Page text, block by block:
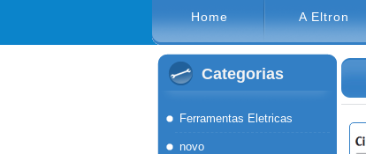
Home A Eltron
Categorias
Ferramentas Eletricas
novo